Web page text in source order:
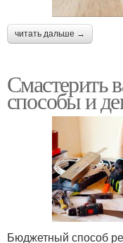
читать дальше →
Смастерить
способы и
Бюджетный способ